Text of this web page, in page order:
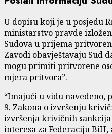
U dopisu koji je u posjedu
ministarstvo pravde
Sudova u prijema
Zavodi obavještavaju Sud
mogu primiti pritvorene
mjera pritvora”.
“Imajući u vidu navedeno,
9. Zakona o izvršenju
izvršenja krivičnih
interesa za Federaciju BiH,